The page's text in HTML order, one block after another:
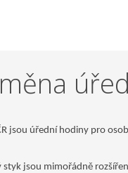
jsou úřední hodiny pro
jsou mimořádně